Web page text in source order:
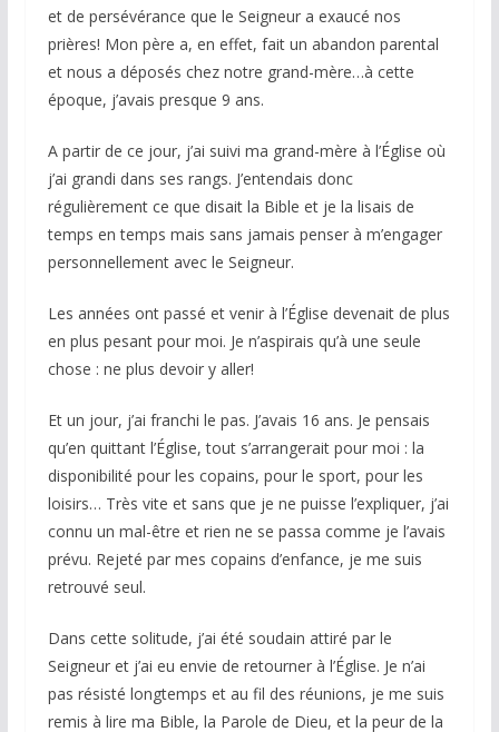
et de persévérance que le Seigneur a exaucé nos
prières! Mon père a, en effet, fait un abandon parental
et nous a déposés chez notre grand-mère…à cette
époque, j’avais presque 9 ans.
A partir de ce jour, j’ai suivi ma grand-mère à l’Église où
j’ai grandi dans ses rangs. J’entendais donc
régulièrement ce que disait la Bible et je la lisais de
temps en temps mais sans jamais penser à m’engager
personnellement avec le Seigneur.
Les années ont passé et venir à l’Église devenait de plus
en plus pesant pour moi. Je n’aspirais qu’à une seule
chose : ne plus devoir y aller!
Et un jour, j’ai franchi le pas. J’avais 16 ans. Je pensais
qu’en quittant l’Église, tout s’arrangerait pour moi : la
disponibilité pour les copains, pour le sport, pour les
loisirs… Très vite et sans que je ne puisse l’expliquer, j’ai
connu un mal-être et rien ne se passa comme je l’avais
prévu. Rejeté par mes copains d’enfance, je me suis
retrouvé seul.
Dans cette solitude, j’ai été soudain attiré par le
Seigneur et j’ai eu envie de retourner à l’Église. Je n’ai
pas résisté longtemps et au fil des réunions, je me suis
remis à lire ma Bible, la Parole de Dieu, et la peur de la